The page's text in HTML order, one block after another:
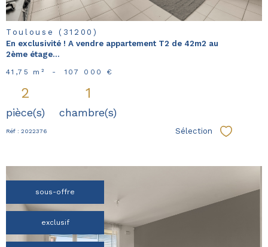
Toulouse (31200)
En exclusivité ! A vendre appartement T2 de 42m2 au
2ème étage...
41,75 m² - 107 000 €
2
pièce(s)
1
chambre(s)
Réf : 2022376 Sélection
sous-offre
exclusif voir le